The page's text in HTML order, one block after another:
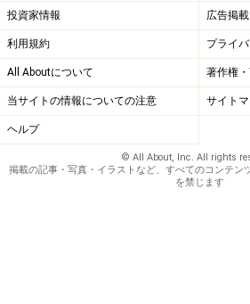
投資家情報 広告掲載
利用規約 プライ
All Aboutについて 著作権
当サイトの情報についての注意 サイト
ヘルプ
© All About, Inc. All rights
掲載の記事・写真・イラストなど、すべてのコンテン
を禁じます